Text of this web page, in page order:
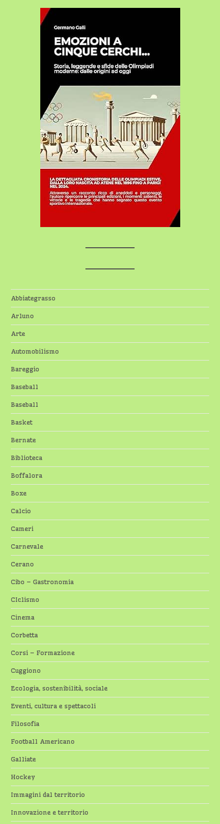
Abbiategrasso
Arluno
Arte
Automobilismo
Bareggio
Baseball
Baseball
Basket
Bernate
Biblioteca
Boffalora
Boxe
Calcio
Cameri
Carnevale
Cerano
Cibo – Gastronomia
CIclismo
Cinema
Corbetta
Corsi – Formazione
Cuggiono
Ecologia, sostenibilità, sociale
Eventi, cultura e spettacoli
Filosofia
Football Americano
Galliate
Hockey
Immagini dal territorio
Innovazione e territorio